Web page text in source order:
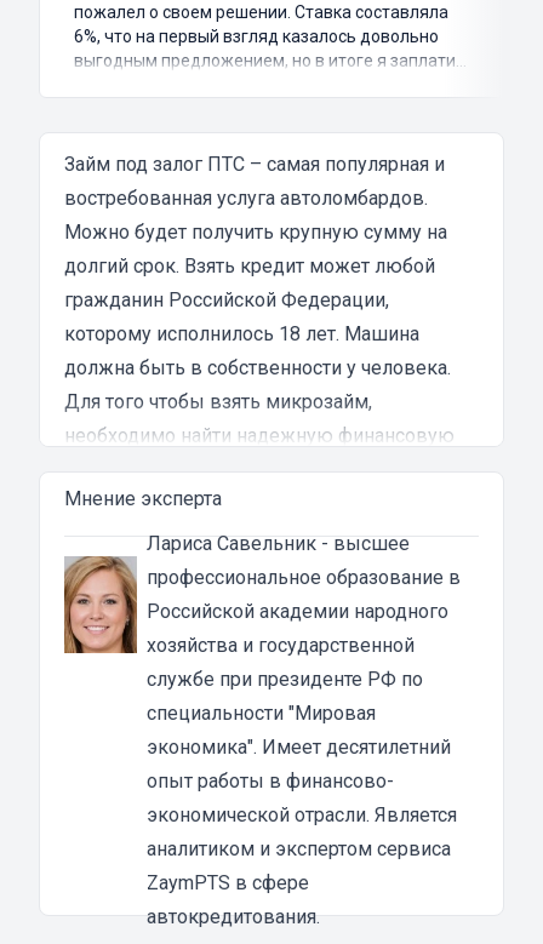
пожалел о своем решении. Ставка составляла
6%, что на первый взгляд казалось довольно
выгодным предложением, но в итоге я заплатил
затянутым и занял много времени и усилий.
Никакого профессионализма и
Разочарование и раздражение - это все, что я
испытал в результате этого кредита...
Займ под залог ПТС – самая популярная и
востребованная услуга автоломбардов.
Можно будет получить крупную сумму на
долгий срок. Взять кредит может любой
гражданин Российской Федерации,
которому исполнилось 18 лет. Машина
должна быть в собственности у человека.
Для того чтобы взять микрозайм,
необходимо найти надежную финансовую
компанию и оставить заявку на нашем сайте.
Займ может получить любой человек без
официального трудоустройства. Самое
главное, чтобы автомобиль был в
собственности, либо иметь генеральную
доверенность на него.
Как быстро оформить займ под залог ПТС в
Домодедово
Оформить заявку можно будет всего за
несколько минут. Нужно только выбрать
компанию, в которой вы планируете
кредитоваться. Желательно выбирать
проверенный инадежный автоломбард
отзывами, чтобы избежать различных
Мнение эксперта
Лариса Савельник- высшее
профессиональное образование в
Российской академии народного
хозяйства и государственной
службе при президенте РФ по
специальности "Мировая
экономика". Имеет десятилетний
опыт работы в финансово-
экономической отрасли. Является
аналитиком и экспертом сервиса
ZaymPTS в сфере
автокредитования.